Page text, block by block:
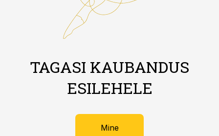
TAGASI KAUBANDUS
ESILEHELE
Mine